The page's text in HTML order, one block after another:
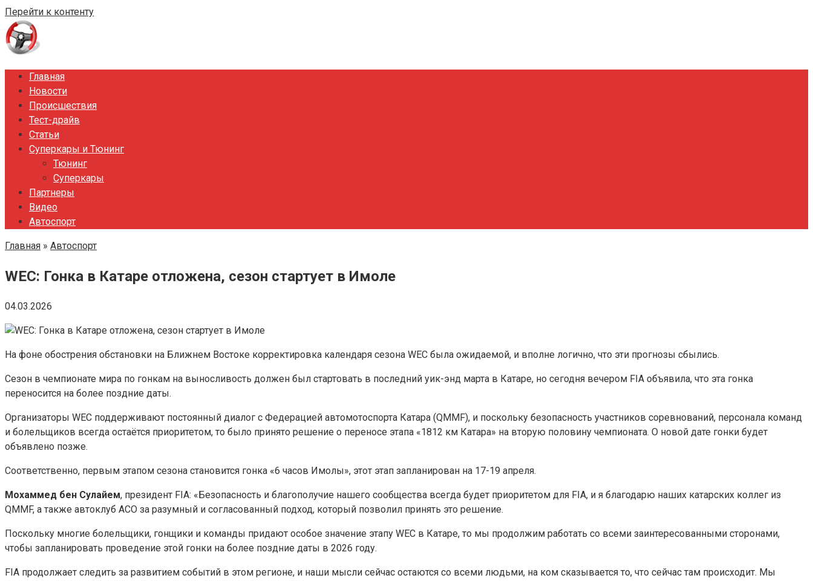
Перейти к контенту
Главная
Новости
Происшествия
Тест-драйв
Статьи
Суперкары и Тюнинг
Тюнинг
Суперкары
Партнеры
Видео
Автоспорт
Главная » Автоспорт
WEC: Гонка в Катаре отложена, сезон стартует в Имоле
04.03.2026
На фоне обострения обстановки на Ближнем Востоке корректировка календаря сезона WEC была ожидаемой, и вполне логично, что эти прогнозы сбылись.
Сезон в чемпионате мира по гонкам на выносливость должен был стартовать в последний уик-энд марта в Катаре, но сегодня вечером FIA объявила, что эта гонка
переносится на более поздние даты.
Организаторы WEC поддерживают постоянный диалог с Федерацией автомотоспорта Катара (QMMF), и поскольку безопасность участников соревнований, персонала команд
и болельщиков всегда остаётся приоритетом, то было принято решение о переносе этапа «1812 км Катара» на вторую половину чемпионата. О новой дате гонки будет
объявлено позже.
Соответственно, первым этапом сезона становится гонка «6 часов Имолы», этот этап запланирован на 17-19 апреля.
Мохаммед бен Сулайем, президент FIA: «Безопасность и благополучие нашего сообщества всегда будет приоритетом для FIA, и я благодарю наших катарских коллег из
QMMF, а также автоклуб ACO за разумный и согласованный подход, который позволил принять это решение.
Поскольку многие болельщики, гонщики и команды придают особое значение этапу WEC в Катаре, то мы продолжим работать со всеми заинтересованными сторонами,
чтобы запланировать проведение этой гонки на более поздние даты в 2026 году.
FIA продолжает следить за развитием событий в этом регионе, и наши мысли сейчас остаются со всеми людьми, на ком сказывается то, что сейчас там происходит. Мы